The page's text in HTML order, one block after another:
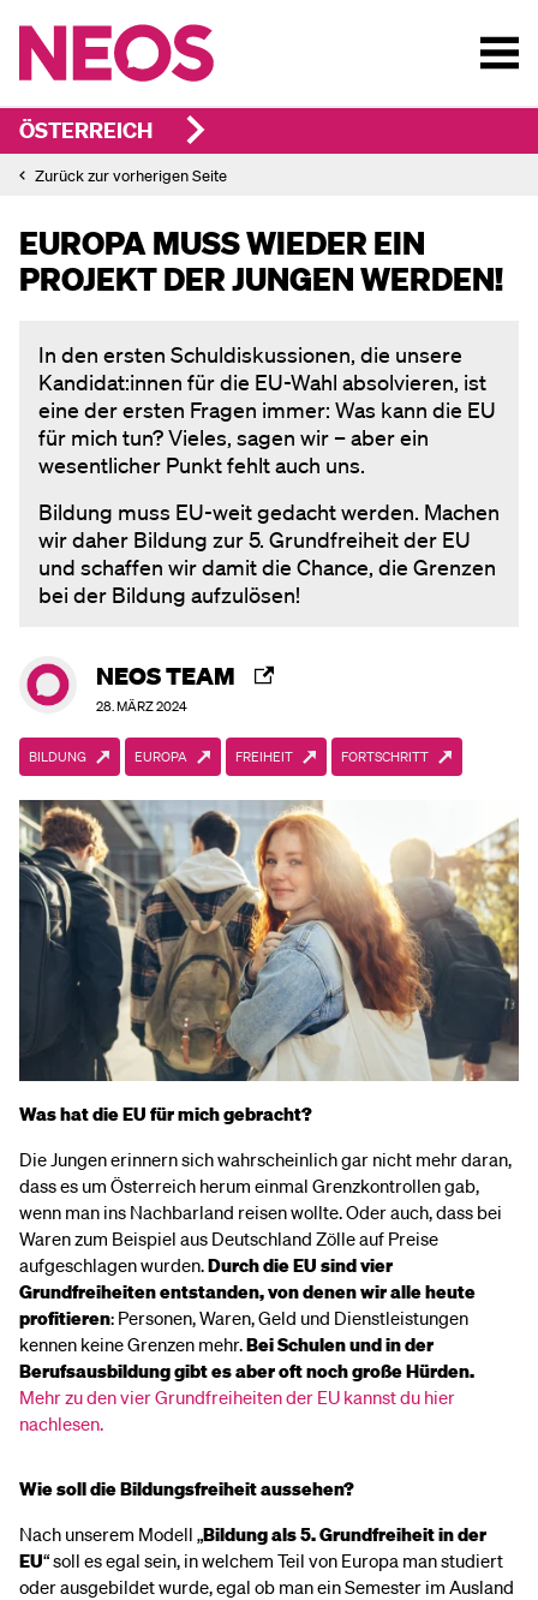
ÖSTERREICH
Zurück zur vorherigen Seite
EUROPA MUSS WIEDER EIN
PROJEKT DER JUNGEN WERDEN!
In den ersten Schuldiskussionen, die unsere
Kandidat:innen für die EU-Wahl absolvieren, ist
eine der ersten Fragen immer: Was kann die EU
für mich tun? Vieles, sagen wir – aber ein
wesentlicher Punkt fehlt auch uns.
Bildung muss EU-weit gedacht werden. Machen
wir daher Bildung zur 5. Grundfreiheit der EU
und schaffen wir damit die Chance, die Grenzen
bei der Bildung aufzulösen!
NEOS TEAM
28. MÄRZ 2024
BILDUNG EUROPA FREIHEIT FORTSCHRITT
Was hat die EU für mich gebracht?
Die Jungen erinnern sich wahrscheinlich gar nicht mehr daran,
dass es um Österreich herum einmal Grenzkontrollen gab,
wenn man ins Nachbarland reisen wollte. Oder auch, dass bei
Waren zum Beispiel aus Deutschland Zölle auf Preise
aufgeschlagen wurden.Durch die EU sind vier
Grundfreiheiten entstanden, von denen wir alle heute
profitieren: Personen, Waren, Geld und Dienstleistungen
kennen keine Grenzen mehr.Bei Schulen und in der
Berufsausbildung gibt es aber oft noch große Hürden.
Mehr zu den vier Grundfreiheiten der EU kannst du hier
nachlesen.
Wie soll die Bildungsfreiheit aussehen?
Nach unserem Modell „Bildung als 5. Grundfreiheit in der
EU“ soll es egal sein, in welchem Teil von Europa man studiert
oder ausgebildet wurde, egal ob man ein Semester im Ausland